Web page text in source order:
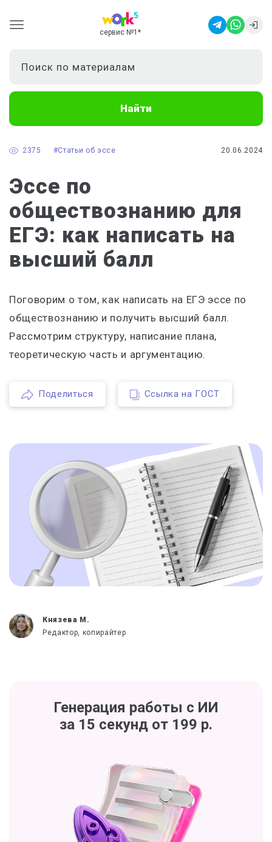
сервис №1 *
Найти
20.06.2024
#Статьи об эссе
2375
Эссе по
обществознанию для
ЕГЭ: как написать на
высший балл
Поговорим о том, как написать на ЕГЭ эссе по
обществознанию и получить высший балл.
Рассмотрим структуру, написание плана,
теоретическую часть и аргументацию.
Поделиться Ссылка на ГОСТ
Князева М.
Редактор, копирайтер
Генерация работы с ИИ
за 15 секунд от 199 р.